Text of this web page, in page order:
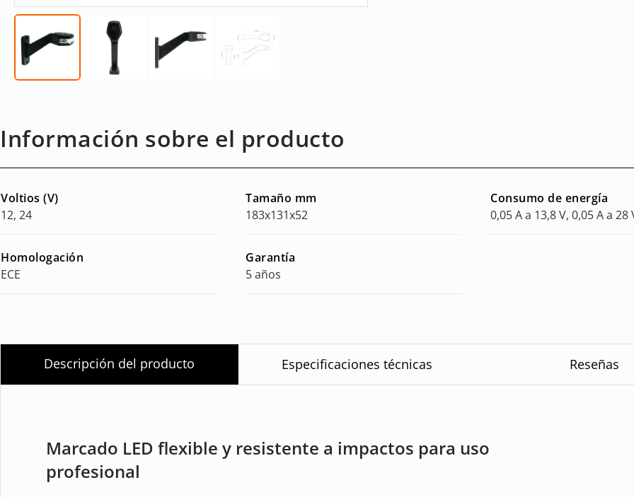
Información sobre el producto
Voltios (V)
12, 24
Tamaño mm
183x131x52
Consumo de energía
0,05 A a 13,8 V, 0,05 A a 28
Homologación
ECE
Garantía
5 años
Descripción del producto Especificaciones técnicas Reseñas
Marcado LED flexible y resistente a impactos para uso
profesional